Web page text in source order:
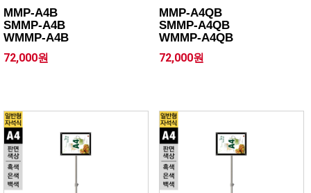
MMP-A4B
SMMP-A4B
WMMP-A4B
72,000원
MMP-A4QB
SMMP-A4QB
WMMP-A4QB
72,000원